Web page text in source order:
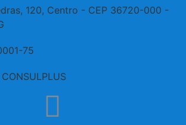
120, Centro - CEP 36720-000 -
75